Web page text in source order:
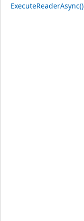
ExecuteReaderAsync()